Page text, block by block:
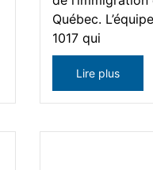
Québec.
1017 qui
Lire plus